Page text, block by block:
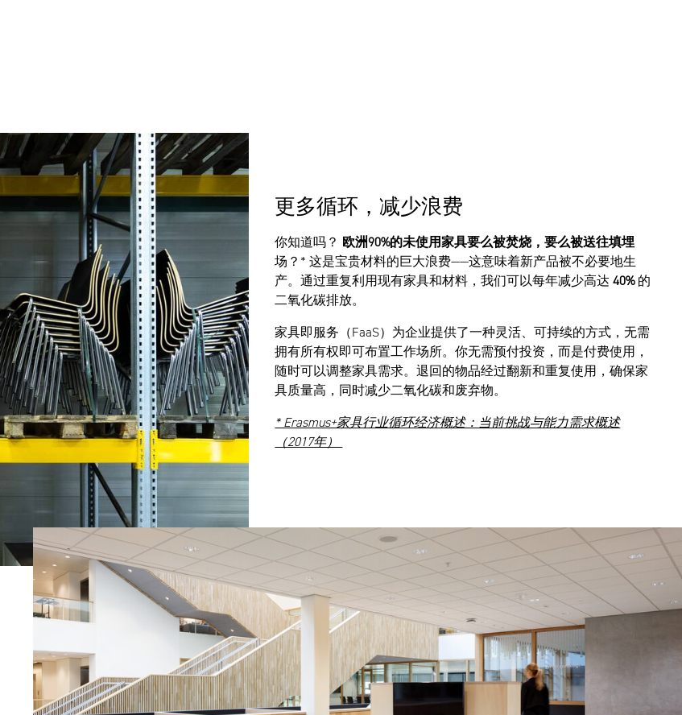
更多循环，减少浪费
你知道吗？
欧洲90%的未使用家具要么被焚烧，要么被送往填埋
场？* 这是宝贵材料的巨大浪费——这意味着新产品被不必要地生
产。通过重复利用现有家具和材料，我们可以每年减少高达40%的
二氧化碳排放。
家具即服务（FaaS）为企业提供了一种灵活、可持续的方式，无需
拥有所有权即可布置工作场所。你无需预付投资，而是付费使用，
随时可以调整家具需求。退回的物品经过翻新和重复使用，确保家
具质量高，同时减少二氧化碳和废弃物。
* Erasmus+家具行业循环经济概述：当前挑战与能力需求概述
（2017年）